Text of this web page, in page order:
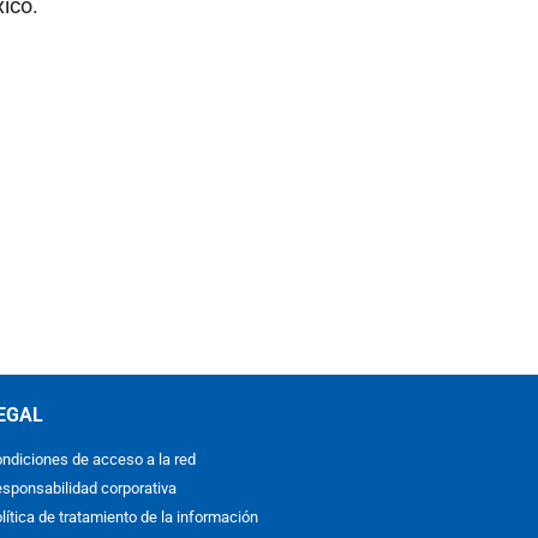
de acceso a la red
corporativa
de tratamiento de la información